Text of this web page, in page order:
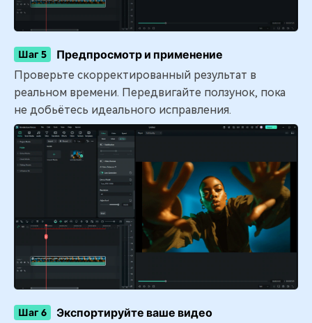
Шаг 5 Предпросмотр и применение
Проверьте скорректированный результат в
реальном времени. Передвигайте ползунок, пока
не добьётесь идеального исправления.
Шаг 6 Экспортируйте ваше видео